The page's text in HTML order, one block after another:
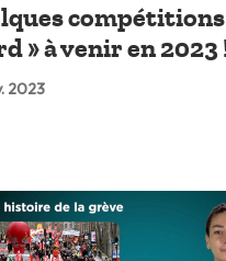
compétitions
» à venir en 2023
2023
plus tard